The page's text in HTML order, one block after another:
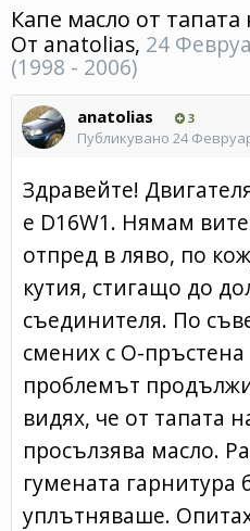
Капе масло от тапата
От anatolias, 24
(1998 - 2006)
anatolias 3
Публикувано 24
Здравейте!
е D16W1. Нямам
отпред в ляво, по
кутия, стигащо до
съединителя. По
смених с О-
проблемът
видях, че от тапата
просълзява масло.
гумената
уплътняваше.